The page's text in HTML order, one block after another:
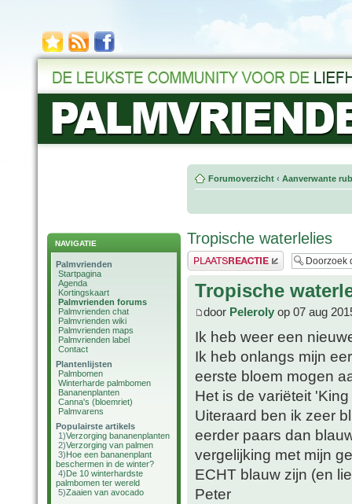
NAVIGATIE
Palmvrienden
Startpagina
Agenda
Kortingskaart
Palmvrienden forums
Palmvrienden chat
Palmvrienden wiki
Palmvrienden maps
Palmvrienden label
Contact
Plantenlijsten
Palmbomen
Winterharde palmbomen
Bananenplanten
Canna's (bloemriet)
Palmvarens
Populairste artikels
1)Verzorging bananenplanten
2)Verzorging van palmen
3)Hoe een bananenplant
beschermen in de winter?
4)De 10 winterhardste
palmbomen ter wereld
5)Zaaien van avocado
Forumoverzicht ‹ Aanverwante
Tropische waterlelies
Plaats een reactie
Tropische
door Peleroly op 07 aug
Ik heb weer een
Ik heb onlangs mijn
eerste bloem mogen
Het is de variëteit
Uiteraard ben ik zeer
eerder paars dan
vergelijking met mijn
ECHT blauw zijn (en
Peter